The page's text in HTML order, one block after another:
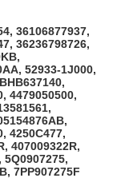
36106877937,
36236798726,
52933-1J000,
4479050500,
4250C477,
407009322R,
5Q0907275,
7PP907275F